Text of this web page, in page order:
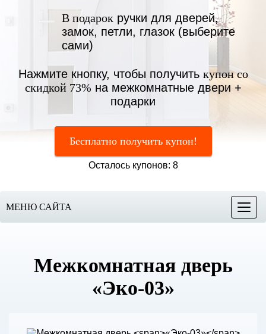
В подарок ручки для дверей,
замок, петли, глазок (выберите
сами)
Нажмите кнопку, чтобы получить купон со
скидкой 73% на межкомнатные двери +
подарки
Бесплатно получить купон!
Осталось купонов: 8
Меню
МЕНЮ САЙТА
Межкомнатная дверь
«Эко-03»